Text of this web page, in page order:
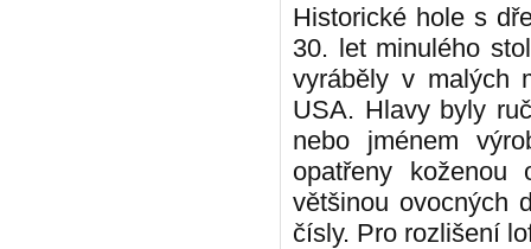
Historické hole s
30. let minulého
vyráběly v malých
USA. Hlavy byly
nebo jménem
opatřeny koženou
většinou ovocných
čísly. Pro rozlišení